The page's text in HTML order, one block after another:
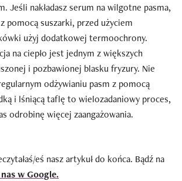
Jeśli nakładasz serum na wilgotne pasma,
pomocą suszarki, przed użyciem
użyj dodatkowej termoochrony.
na ciepło jest jednym z większych
i pozbawionej blasku fryzury. Nie
odżywianiu pasm z pomocą
i lśniącą taflę to wielozadaniowy proces,
odrobinę więcej zaangażowania.
eś nasz artykuł do końca. Bądź na
w Google.